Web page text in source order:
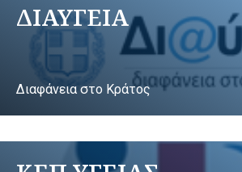
ΔΙΑΥΓΕΙΑ
Διαφάνεια στο Κράτος